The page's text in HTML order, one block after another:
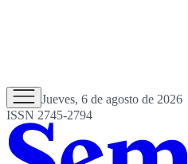
Jueves, 6 de agosto de 2026
ISSN 2745-2794